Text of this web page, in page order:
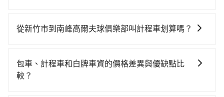
票並於月台排隊的時間約15分鐘，再乘坐24~32分鐘
車，搭上小黃後約花35分鐘、車費900元後，抵達南峰
高爾夫球俱樂部 (南投縣南投市) 的目的地。全程加上轉
時不需要閉目養神（因為要自己開車），最重要的是你
$115~205承租小轎車，每公里再額外加收$3.2，從新竹
市（東區）到南峰高爾夫球俱樂部的花費預估為
從新竹市到南峰高爾夫球俱樂部叫計程車划算嗎？
灣大車隊、Uber、Line Taxi、Yoxi等，如果在路邊攔不
到車，也可考慮打電話至附近的計程車隊，如皇家789計
包車、計程車和白牌車資的價格差異與優缺點比
較？